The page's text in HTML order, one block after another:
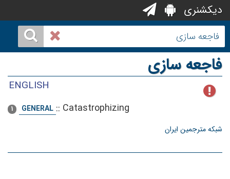
دیکشنری
فاجعه سازی
ENGLISH
1 GENERAL :: Catastrophizing
شبکه مترجمین ایران